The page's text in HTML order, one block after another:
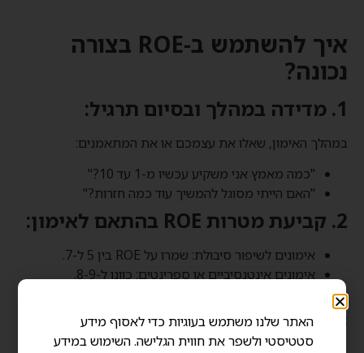
איך להשתמש ב-ROE בצורה
נכונה?
1. מדידה במהלך ובסיום תרגיל:
במהלך האימון, שאלו את עצמכם או את המתאמנים:
"כמה מאמץ אני משקיע עכשיו מ-1 עד 10?"
"האם הייתי מסוגל להמשיך עוד כמה חזרות?"
2. קביעת מטרות ROE בהתאם לאימון:
אימונים לשיפור סיבולת: שמרו על ROE בין 5 ל-7.
אימונים אינטנסיביים או ספרינטים: כוונו ל-8-9.
האתר שלנו משתמש בעוגיות כדי לאסוף מידע
סטטיסטי ולשפר את חווית הגלישה. השימוש במידע